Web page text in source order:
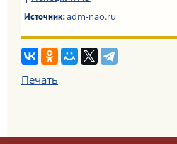
Источник:adm-nao.ru
Печать